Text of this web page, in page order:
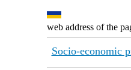
web address of the
Socio-economic